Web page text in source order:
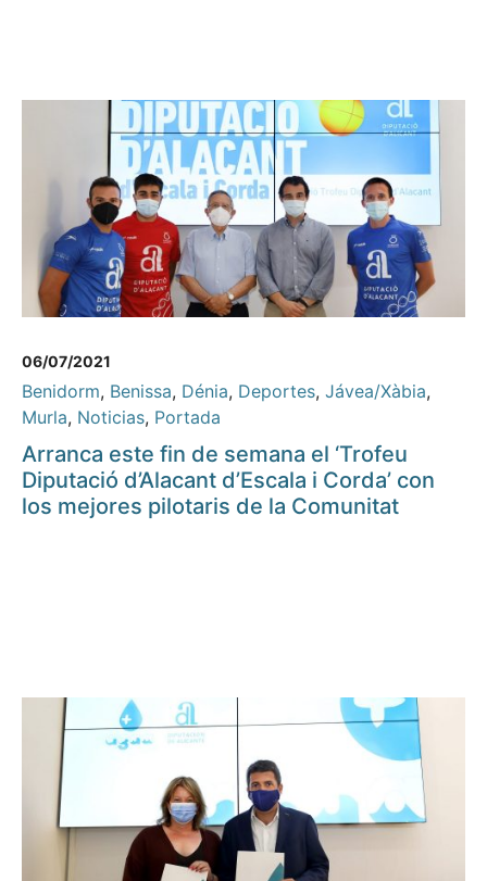
06/07/2021
Benidorm, Benissa, Dénia, Deportes, Jávea/Xàbia,
Murla, Noticias, Portada
Arranca este fin de semana el ‘Trofeu
Diputació d’Alacant d’Escala i Corda’ con
los mejores pilotaris de la Comunitat